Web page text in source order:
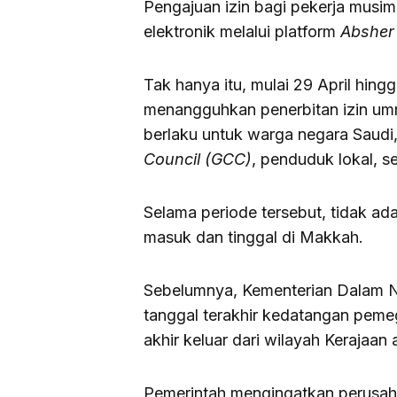
Pengajuan izin bagi pekerja
elektronik melalui platform
Tak hanya itu, mulai 29 April
menangguhkan penerbitan izin
berlaku untuk warga negara
Council (GCC), penduduk lokal,
Selama periode tersebut, tidak
masuk dan tinggal di Makkah.
Sebelumnya, Kementerian Dalam
tanggal terakhir kedatangan
akhir keluar dari wilayah
Pemerintah mengingatkan